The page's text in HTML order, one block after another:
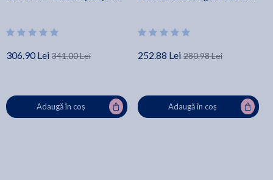
306.90 Lei 341.00 Lei
Adaugă în coș
252.88 Lei 280.98 Lei
Adaugă în coș